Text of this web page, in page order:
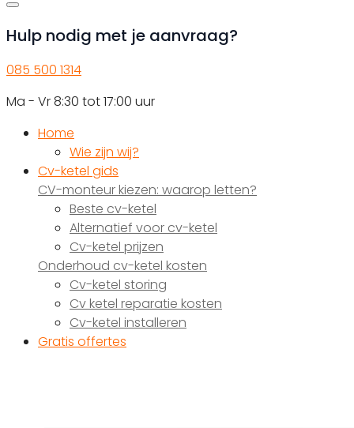
Hulp nodig met je aanvraag?
085 500 1314
Ma - Vr 8:30 tot 17:00 uur
Home
Wie zijn wij?
Cv-ketel gids
CV-monteur kiezen: waarop letten?
Beste cv-ketel
Alternatief voor cv-ketel
Cv-ketel prijzen
Onderhoud cv-ketel kosten
Cv-ketel storing
Cv ketel reparatie kosten
Cv-ketel installeren
Gratis offertes